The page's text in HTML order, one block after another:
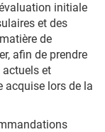
initiale
et des
de
afin de prendre
actuels et
acquise lors de la